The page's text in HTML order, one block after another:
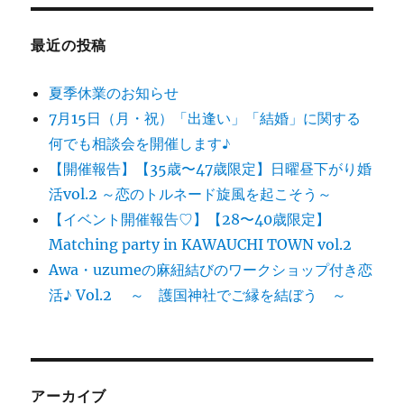
最近の投稿
夏季休業のお知らせ
7月15日（月・祝）「出逢い」「結婚」に関する
何でも相談会を開催します♪
【開催報告】【35歳〜47歳限定】日曜昼下がり婚
活vol.2 ～恋のトルネード旋風を起こそう～
【イベント開催報告♡】【28〜40歳限定】
Matching party in KAWAUCHI TOWN vol.2
Awa・uzumeの麻紐結びのワークショップ付き恋
活♪ Vol.2 ～ 護国神社でご縁を結ぼう ～
アーカイブ